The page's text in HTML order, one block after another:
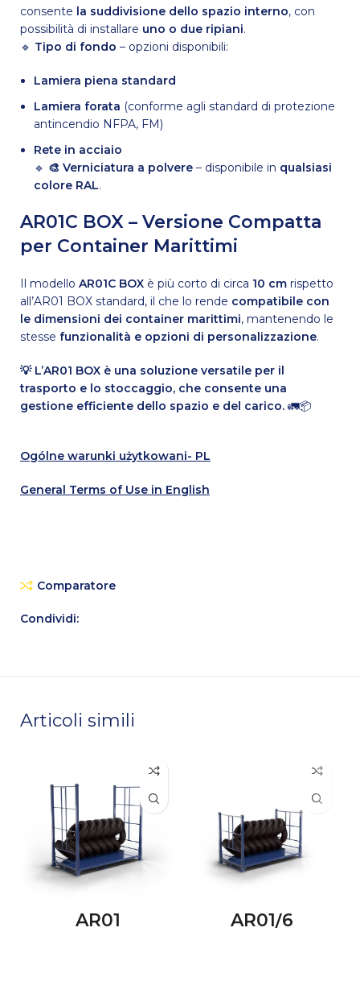
consente la suddivisione dello spazio interno, con
possibilità di installare uno o due ripiani.
🔹 Tipo di fondo – opzioni disponibili:
Lamiera piena standard
Lamiera forata (conforme agli standard di protezione
antincendio NFPA, FM)
Rete in acciaio
🔹 🎨 Verniciatura a polvere – disponibile in qualsiasi
colore RAL.
AR01C BOX – Versione Compatta
per Container Marittimi
Il modelloAR01C BOX è più corto di circa 10 cm rispetto
all’AR01 BOX standard, il che lo rende compatibile con
le dimensioni dei container marittimi, mantenendo le
stesse funzionalità e opzioni di personalizzazione.
💡 L’AR01 BOX è una soluzione versatile per il
trasporto e lo stoccaggio, che consente una
gestione efficiente dello spazio e del carico. 🚛📦
Ogólne warunki użytkowani- PL
General Terms of Use in English
Comparatore
Condividi:
Articoli simili
AR01 AR01/6